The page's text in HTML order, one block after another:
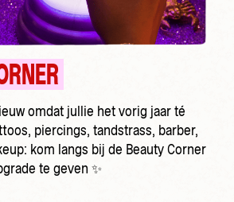
omdat jullie het vorig jaar té
piercings, tandstrass, barber,
kom langs bij de Beauty Corner
te geven ✨